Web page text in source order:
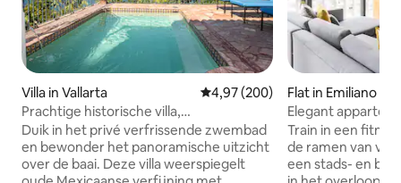
Villa in Vallarta Gemiddelde beoordeling van
4,97 (200)
Prachtige historische villa,
privézwembad en 280° uitzicht
Duik in het privé verfrissende zwembad
en bewonder het panoramische uitzicht
over de baai. Deze villa weerspiegelt
Flat in Emiliano
Elegant
in het hart van de
Train in een
de ramen van
een stads- en